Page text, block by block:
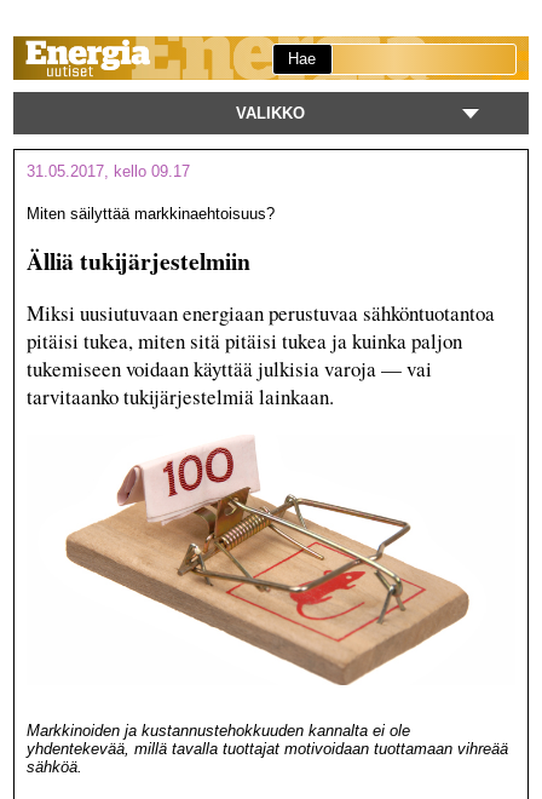
Hae
VALIKKO
31.05.2017, kello 09.17
Miten säilyttää markkinaehtoisuus?
Älliä tukijärjestelmiin
Miksi uusiutuvaan energiaan perustuvaa sähköntuotantoa
pitäisi tukea, miten sitä pitäisi tukea ja kuinka paljon
tukemiseen voidaan käyttää julkisia varoja — vai
tarvitaanko tukijärjestelmiä lainkaan.
Markkinoiden ja kustannustehokkuuden kannalta ei ole
yhdentekevää, millä tavalla tuottajat motivoidaan tuottamaan vihreää
sähköä.